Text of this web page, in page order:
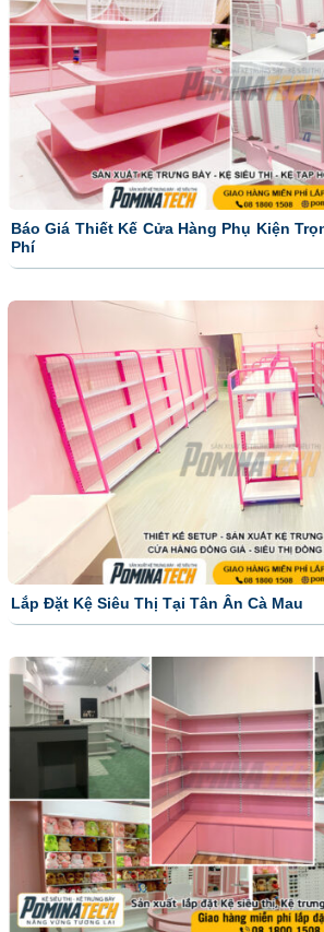
Báo Giá Thiết Kế Cửa Hàng Phụ Kiện
Phí
Lắp Đặt Kệ Siêu Thị Tại Tân Ân Cà Mau